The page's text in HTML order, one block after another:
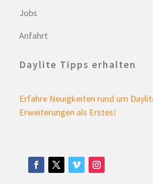
Jobs
Anfahrt
Daylite Tipps erhalten
Erfahre Neuigkeiten rund um
Erweiterungen als Erstes!